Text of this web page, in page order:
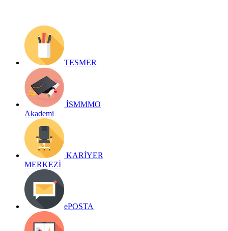
TESMER
İSMMMO
Akademi
KARİYER
MERKEZİ
ePOSTA